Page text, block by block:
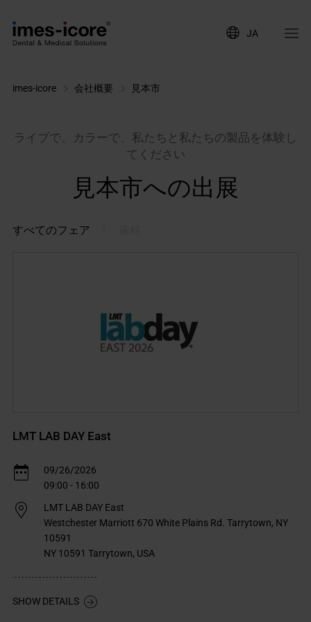
JA
imes-icore 会社概要 見本市
ライブで、カラーで、私たちと私たちの製品を体験し
てください
見本市への出展
すべてのフェア
LMT LAB DAY East
09/26/2026
09:00 - 16:00
LMT LAB DAY East
Westchester Marriott 670 White Plains Rd. Tarrytown, NY
10591
NY 10591 Tarrytown, USA
SHOW DETAILS